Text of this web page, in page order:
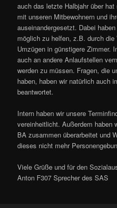
auch das letzte Halbjahr über
mit unseren Mitbewohnern und
auseinandergesetzt. Dabei
möglich zu helfen, z.B. durch
Umzügen in günstigere Zimmer.
auch an andere Anlaufstellen
werden zu müssen. Fragen, die
haben, haben wir natürlich auch
beantwortet.
Intern haben wir unsere
vereinheitlicht. Außerdem haben
BA zusammen überarbeitet und
dieses nicht mehr
Viele Grüße und für den
Anton F307 Sprecher des SAS